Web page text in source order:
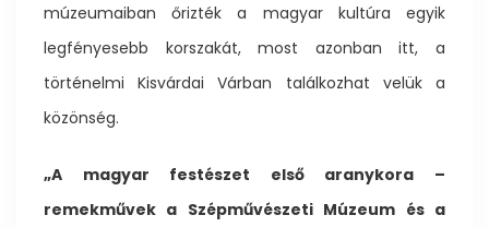
múzeumaiban őrizték a magyar kultúra egyik
legfényesebb korszakát, most azonban itt, a
történelmi Kisvárdai Várban találkozhat velük a
közönség.
„A magyar festészet első aranykora –
remekművek a Szépművészeti Múzeum és a